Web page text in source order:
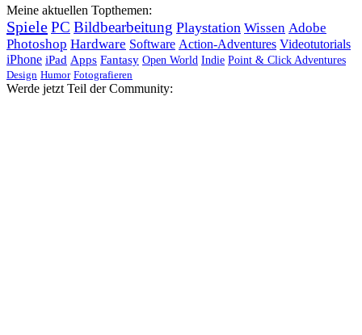
Meine aktuellen Topthemen:
SpielePC Bildbearbeitung Playstation Wissen Adobe
Photoshop Hardware Software Action-Adventures Videotutorials
iPhone iPad Apps Fantasy Open World Indie Point & Click Adventures
Design Humor Fotografieren
Werde jetzt Teil der Community: